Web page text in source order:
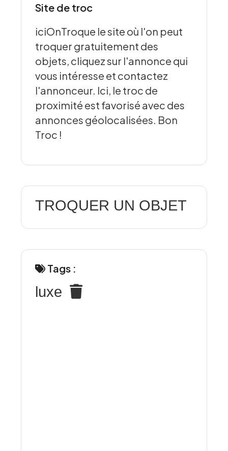
Site de troc
iciOnTroque le site où l'on peut
troquer gratuitement des
objets, cliquez sur l'annonce qui
vous intéresse et contactez
l'annonceur. Ici, le troc de
proximité est favorisé avec des
annonces géolocalisées. Bon
Troc !
TROQUER UN OBJET
Tags :
luxe